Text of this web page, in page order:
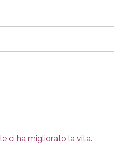
ci ha migliorato la vita.